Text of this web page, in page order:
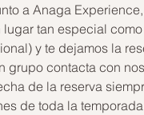
a Anaga
tan especial
y te dejamos la
grupo contacta con
de la reserva
de toda la